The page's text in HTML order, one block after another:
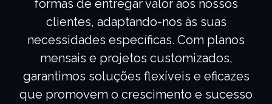
formas de entregar valor aos nossos
clientes, adaptando-nos às suas
necessidades específicas. Com planos
mensais e projetos customizados,
garantimos soluções flexíveis e eficazes
que promovem o crescimento e sucesso